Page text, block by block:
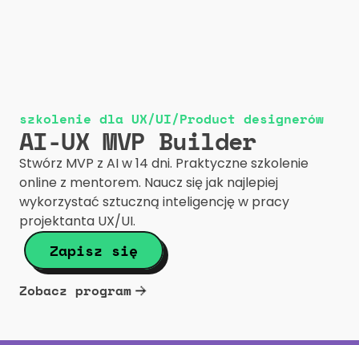
szkolenie dla UX/UI/Product designerów
AI-UX MVP Builder
Stwórz MVP z AI w 14 dni. Praktyczne szkolenie
online z mentorem. Naucz się jak najlepiej
wykorzystać sztuczną inteligencję w pracy
projektanta UX/UI.
Zapisz się
Zobacz program